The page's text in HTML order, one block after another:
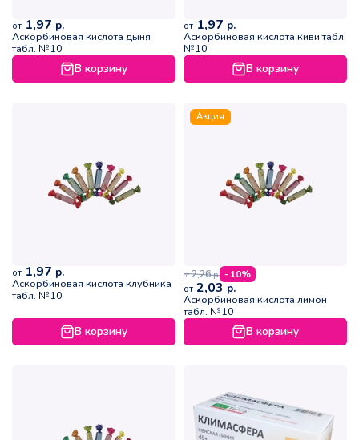
от 1,97 р.
Аскорбиновая кислота дыня
табл. №10
В корзину
от 1,97 р.
Аскорбиновая кислота киви табл.
№10
В корзину
от 1,97 р.
Аскорбиновая кислота клубника
табл. №10
В корзину
Акция
от 2,26р. - 10%
от 2,03 р.
Аскорбиновая кислота лимон
табл. №10
В корзину